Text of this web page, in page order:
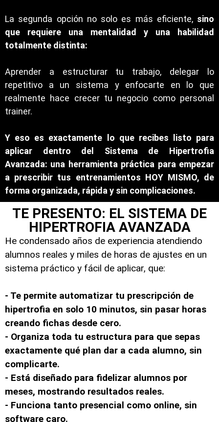
La segunda opción no solo es más eficiente, sino
que requiere una mentalidad y una habilidad
totalmente distinta:
Aprender a estructurar tu trabajo, delegar lo
repetitivo a un sistema y enfocarte en lo que
realmente hace crecer tu negocio como personal
trainer.
Y eso es exactamente lo que recibes listo para
aplicar dentro del Sistema de Hipertrofia
Avanzada: una herramienta práctica para empezar
a prescribir tus entrenamientos HOY MISMO, de
forma organizada, rápida y sin complicaciones.
TE PRESENTO: EL SISTEMA DE
HIPERTROFIA AVANZADA
He condensado años de experiencia atendiendo
alumnos reales y miles de horas de ajustes en un
sistema práctico y fácil de aplicar, que:
- Te permite automatizar tu prescripción de
hipertrofia en solo 10 minutos, sin pasar horas
creando fichas desde cero.
- Organiza toda tu estructura para que sepas
exactamente qué plan dar a cada alumno, sin
complicarte.
- Está diseñado para fidelizar alumnos por
meses, mostrando resultados reales.
- Funciona tanto presencial como online, sin
software caro.